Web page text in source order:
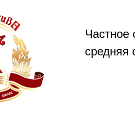
Частное
средняя